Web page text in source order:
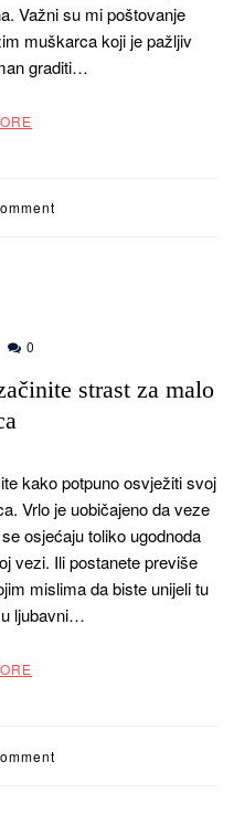
Važni su mi poštovanje
muškarca koji je pažljiv
graditi…
0
strast za malo
kako potpuno osvježiti svoj
Vrlo je uobičajeno da veze
osjećaju toliko ugodnoda
vezi. Ili postanete previše
mislima da biste unijeli tu
u ljubavni…